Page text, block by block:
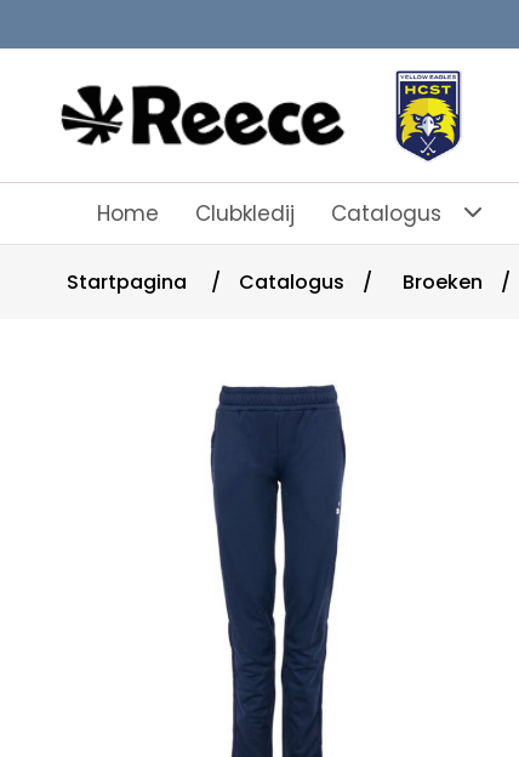
Home Clubkledij Catalogus
Startpagina / Catalogus / Broeken /